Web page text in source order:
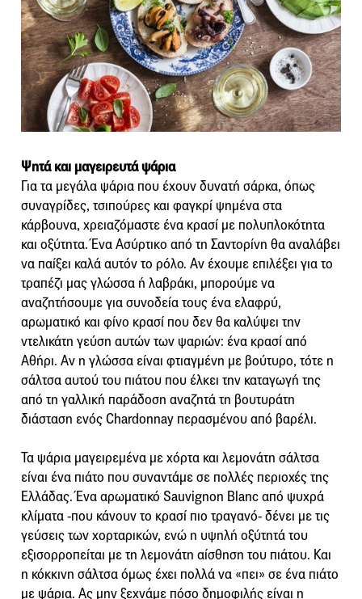
Ψητά και μαγειρευτά ψάρια
Για τα μεγάλα ψάρια που έχουν δυνατή σάρκα, όπως
συναγρίδες, τσιπούρες και φαγκρί ψημένα στα
κάρβουνα, χρειαζόμαστε ένα κρασί με πολυπλοκότητα
και οξύτητα. Ένα Ασύρτικο από τη Σαντορίνη θα αναλάβει
να παίξει καλά αυτόν το ρόλο. Αν έχουμε επιλέξει για το
τραπέζι μας γλώσσα ή λαβράκι, μπορούμε να
αναζητήσουμε για συνοδεία τους ένα ελαφρύ,
αρωματικό και φίνο κρασί που δεν θα καλύψει την
ντελικάτη γεύση αυτών των ψαριών: ένα κρασί από
Αθήρι. Αν η γλώσσα είναι φτιαγμένη με βούτυρο, τότε η
σάλτσα αυτού του πιάτου που έλκει την καταγωγή της
από τη γαλλική παράδοση αναζητά τη βουτυράτη
διάσταση ενός Chardonnay περασμένου από βαρέλι.
Τα ψάρια μαγειρεμένα με χόρτα και λεμονάτη σάλτσα
είναι ένα πιάτο που συναντάμε σε πολλές περιοχές της
Ελλάδας. Ένα αρωματικό Sauvignon Blanc από ψυχρά
κλίματα -που κάνουν το κρασί πιο τραγανό- δένει με τις
γεύσεις των χορταρικών, ενώ η υψηλή οξύτητά του
εξισορροπείται με τη λεμονάτη αίσθηση του πιάτου. Και
η κόκκινη σάλτσα όμως έχει πολλά να «πει» σε ένα πιάτο
με ψάρια. Ας μην ξεχνάμε πόσο δημοφιλής είναι η